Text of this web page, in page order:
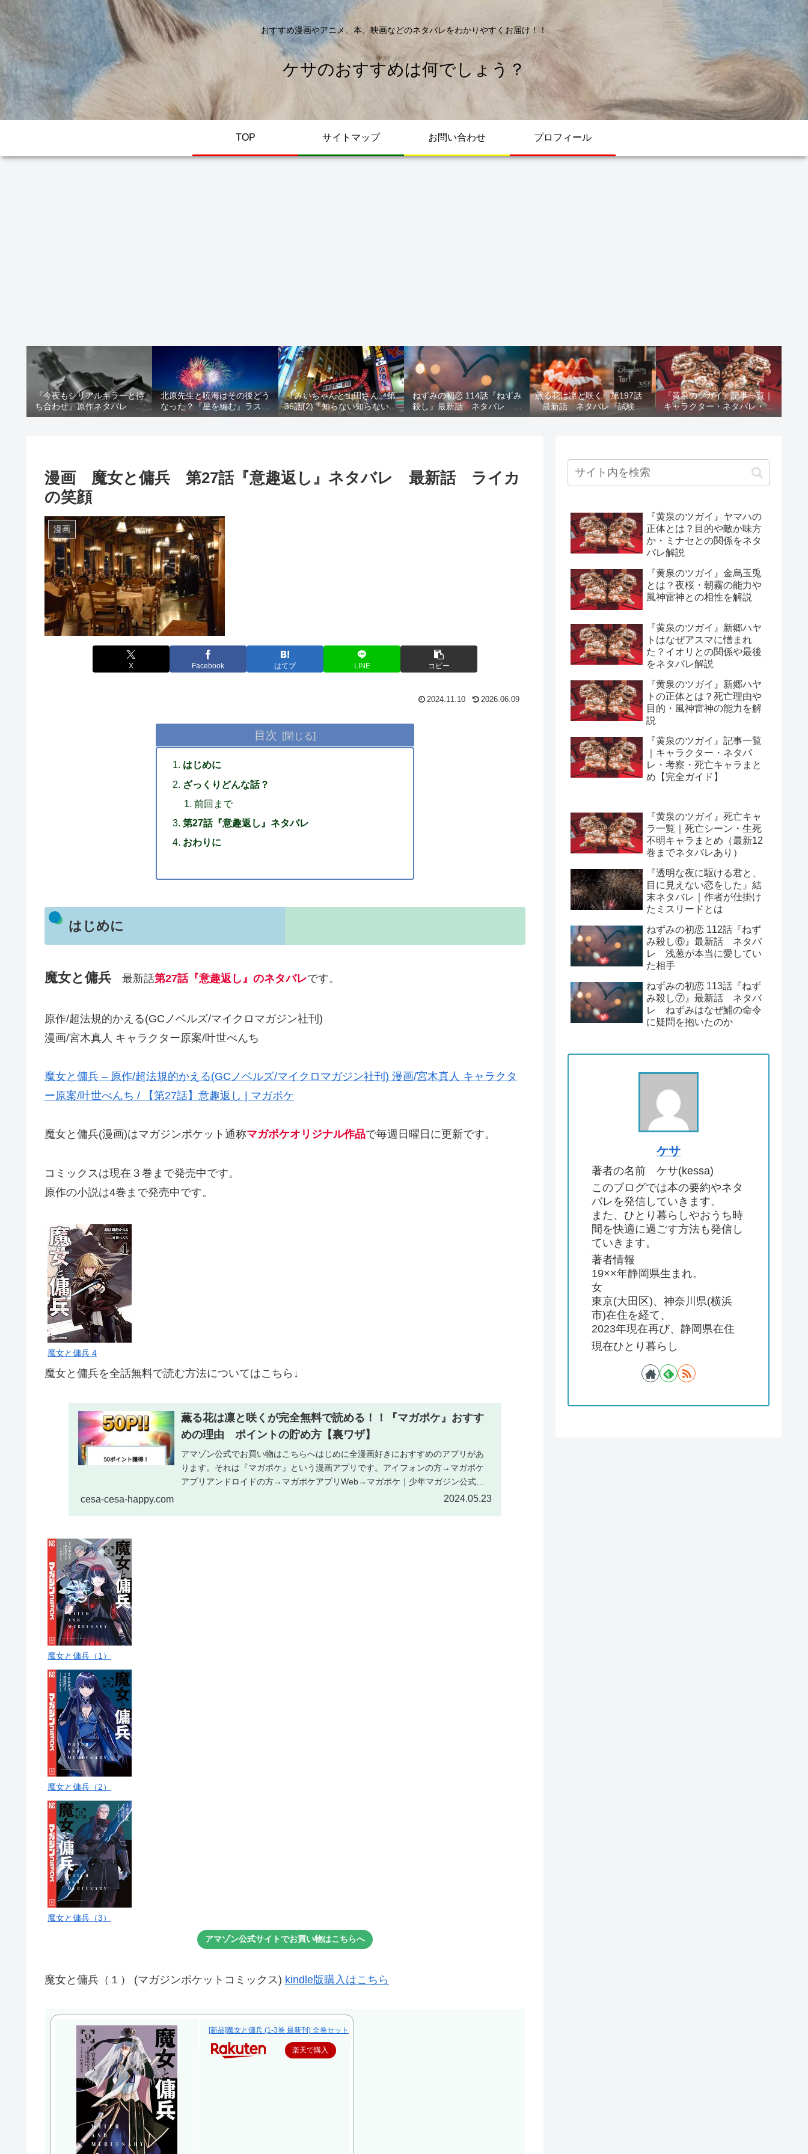
おすすめ漫画やアニメ、本、映画などのネタバレをわかりやすくお届け！！
ケサのおすすめは何でしょう？
TOP サイトマップ お問い合わせ プロフィール
『今夜もシリアルキラーと待
ち合わせ』原作ネタバレ 断
髪オブジェ殺人事件 犯人の
北原先生と暁海はその後どう
なった？『星を編む』ラスト
をネタバレ解説
『みいちゃんと山田さん』第
36話(2)『知らない知らない知
らない』最新話 ネタバレ 犯
ねずみの初恋 114話『ねずみ
殺し』最新話 ネタバレ 水
鳥死亡 鯆を殺すか
薫る花は凛と咲く 第197話
最新話 ネタバレ『試験結
果』
『黄泉のツガイ』記事一覧｜
キャラクター・ネタバレ・考
察・死亡キャラまとめ【完全
漫画 魔女と傭兵 第27話『意趣返し』ネタバレ 最新話 ライカ
の笑顔
漫画
X Facebook はてブ LINE コピー
2024.11.10 2026.06.09
目次
はじめに
ざっくりどんな話？
前回まで
第27話『意趣返し』ネタバレ
おわりに
はじめに
魔女と傭兵 最新話第27話『意趣返し』のネタバレです。
原作/超法規的かえる(GCノベルズ/マイクロマガジン社刊)
漫画/宮木真人 キャラクター原案/叶世べんち
魔女と傭兵 – 原作/超法規的かえる(GCノベルズ/マイクロマガジン社刊) 漫画/宮木真人 キャラクタ
ー原案/叶世べんち / 【第27話】意趣返し | マガポケ
魔女と傭兵(漫画)はマガジンポケット通称マガポケオリジナル作品で毎週日曜日に更新です。
コミックスは現在３巻まで発売中です。
原作の小説は4巻まで発売中です。
魔女と傭兵 4
魔女と傭兵を全話無料で読む方法についてはこちら↓
薫る花は凛と咲くが完全無料で読める！！『マガポケ』おすす
めの理由 ポイントの貯め方【裏ワザ】
アマゾン公式でお買い物はこちらへはじめに全漫画好きにおすすめのアプリがあ
ります。それは『マガポケ』という漫画アプリです。アイフォンの方→マガポケ
アプリアンドロイドの方→マガポケアプリWeb→マガポケ｜少年マガジン公式無
cesa-cesa-happy.com 2024.05.23
魔女と傭兵（1）
魔女と傭兵（2）
魔女と傭兵（3）
アマゾン公式サイトでお買い物はこちらへ
魔女と傭兵（１） (マガジンポケットコミックス) kindle版購入はこちら
[新品]魔女と傭兵 (1-3巻 最新刊) 全巻セット
楽天で購入
『黄泉のツガイ』ヤマハの
正体とは？目的や敵か味方
か・ミナセとの関係をネタ
バレ解説
『黄泉のツガイ』金烏玉兎
とは？夜桜・朝霧の能力や
風神雷神との相性を解説
『黄泉のツガイ』新郷ハヤ
トはなぜアスマに憎まれ
た？イオリとの関係や最後
をネタバレ解説
『黄泉のツガイ』新郷ハヤ
トの正体とは？死亡理由や
目的・風神雷神の能力を解
説
『黄泉のツガイ』記事一覧
｜キャラクター・ネタバ
レ・考察・死亡キャラまと
め【完全ガイド】
『黄泉のツガイ』死亡キャ
ラ一覧｜死亡シーン・生死
不明キャラまとめ（最新12
巻までネタバレあり）
『透明な夜に駆ける君と、
目に見えない恋をした』結
末ネタバレ｜作者が仕掛け
たミスリードとは
ねずみの初恋 112話『ねず
み殺し⑥』最新話 ネタバ
レ 浅葱が本当に愛してい
た相手
ねずみの初恋 113話『ねず
み殺し⑦』最新話 ネタバ
レ ねずみはなぜ鯆の命令
に疑問を抱いたのか
ケサ
著者の名前 ケサ(kessa)
このブログでは本の要約やネタ
バレを発信していきます。
また、ひとり暮らしやおうち時
間を快適に過ごす方法も発信し
ていきます。
著者情報
19××年静岡県生まれ。
女
東京(大田区)、神奈川県(横浜
市)在住を経て、
2023年現在再び、静岡県在住
現在ひとり暮らし